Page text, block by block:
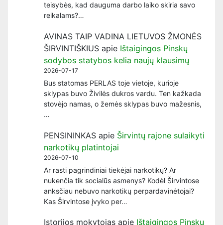
teisybės, kad dauguma darbo laiko skiria savo
reikalams?…
AVINAS TAIP VADINA LIETUVOS ŽMONĖS
ŠIRVINTIŠKIUS apie Ištaigingos Pinskų
sodybos statybos kelia naujų klausimų
2026-07-17
Bus statomas PERLAS toje vietoje, kurioje
sklypas buvo Živilės dukros vardu. Ten kažkada
stovėjo namas, o žemės sklypas buvo mažesnis,
…
PENSININKAS apie Širvintų rajone sulaikyti
narkotikų platintojai
2026-07-10
Ar rasti pagrindiniai tiekėjai narkotikų? Ar
nukenčia tik socialūs asmenys? Kodėl Širvintose
anksčiau nebuvo narkotikų perpardavinėtojai?
Kas Širvintose įvyko per…
Istorijos mokytojas apie Ištaigingos Pinskų